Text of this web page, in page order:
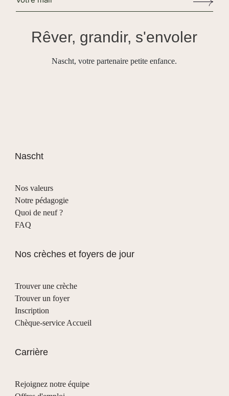
Rêver, grandir, s'envoler
Nascht, votre partenaire petite enfance.
Nascht
Nos valeurs
Notre pédagogie
Quoi de neuf ?
FAQ
Nos crèches et foyers de jour
Trouver une crèche
Trouver un foyer
Inscription
Chèque-service Accueil
Carrière
Rejoignez notre équipe